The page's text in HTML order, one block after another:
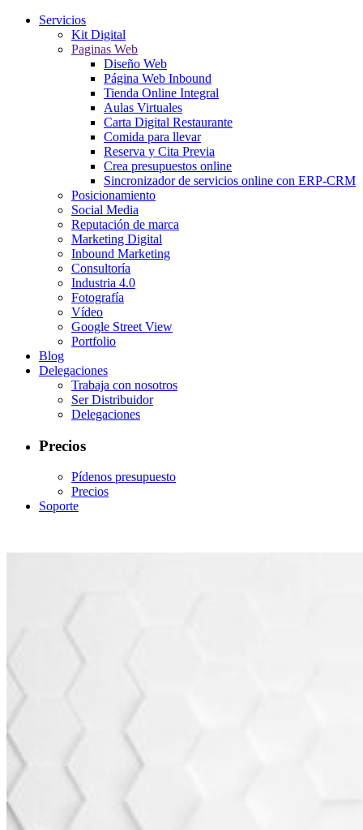
Servicios
Kit Digital
Paginas Web
Diseño Web
Página Web Inbound
Tienda Online Integral
Aulas Virtuales
Carta Digital Restaurante
Comida para llevar
Reserva y Cita Previa
Crea presupuestos online
Sincronizador de servicios online con ERP-CRM
Posicionamiento
Social Media
Reputación de marca
Marketing Digital
Inbound Marketing
Consultoría
Industria 4.0
Fotografía
Vídeo
Google Street View
Portfolio
Blog
Delegaciones
Trabaja con nosotros
Ser Distribuidor
Delegaciones
Precios
Pídenos presupuesto
Precios
Soporte